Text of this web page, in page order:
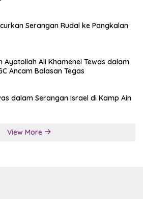
Serangan Rudal ke Pangkalan
Ayatollah Ali Khamenei Tewas dalam
Ancam Balasan Tegas
dalam Serangan Israel di Kamp Ain
View More